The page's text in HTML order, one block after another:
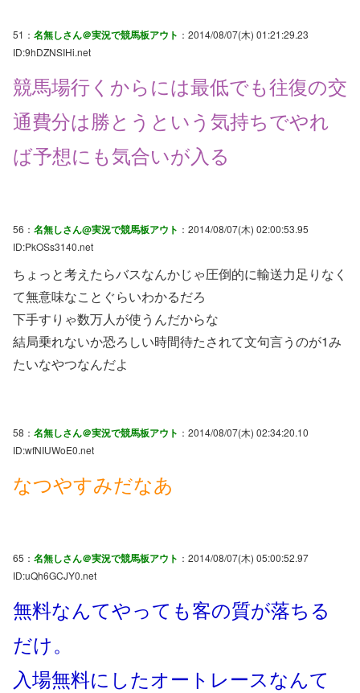
51： 名無しさん＠実況で競馬板アウト ：2014/08/07(木) 01:21:29.23
ID:9hDZNSIHi.net
競馬場行くからには最低でも往復の交
通費分は勝とうという気持ちでやれ
ば予想にも気合いが入る
56： 名無しさん@実況で競馬板アウト ：2014/08/07(木) 02:00:53.95
ID:PkOSs3140.net
ちょっと考えたらバスなんかじゃ圧倒的に輸送力足りなく
て無意味なことぐらいわかるだろ
下手すりゃ数万人が使うんだからな
結局乗れないか恐ろしい時間待たされて文句言うのが1み
たいなやつなんだよ
58： 名無しさん＠実況で競馬板アウト ：2014/08/07(木) 02:34:20.10
ID:wfNIUWoE0.net
なつやすみだなあ
65： 名無しさん＠実況で競馬板アウト ：2014/08/07(木) 05:00:52.97
ID:uQh6GCJY0.net
無料なんてやっても客の質が落ちる
だけ。
入場無料にしたオートレースなんて